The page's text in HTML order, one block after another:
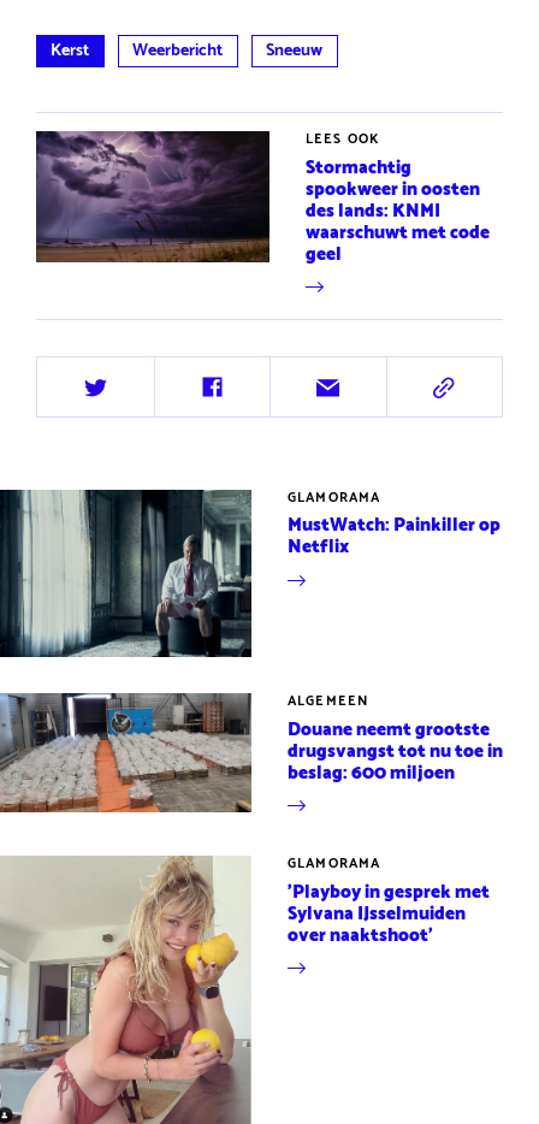
Kerst Weerbericht Sneeuw
LEES OOK
Stormachtig
spookweer in oosten
des lands: KNMI
waarschuwt met code
geel
Deel
op
Deel
op
Deel
via
Deel
via
GLAMORAMA
MustWatch: Painkiller op
Netflix
ALGEMEEN
Douane neemt grootste
drugsvangst tot nu toe in
beslag: 600 miljoen
GLAMORAMA
'Playboy in gesprek met
Sylvana IJsselmuiden
over naaktshoot'